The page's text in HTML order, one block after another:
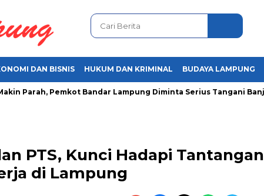
DAN BISNIS HUKUM DAN KRIMINAL BUDAYA LAMPUNG
Parah, Pemkot Bandar Lampung Diminta Serius Tangani Banjir
PTS, Kunci Hadapi Tantangan
di Lampung